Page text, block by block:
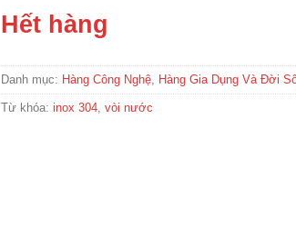
Hết hàng
Danh mục: Hàng Công Nghệ, Hàng Gia Dụng Và Đời
Từ khóa: inox 304, vòi nước